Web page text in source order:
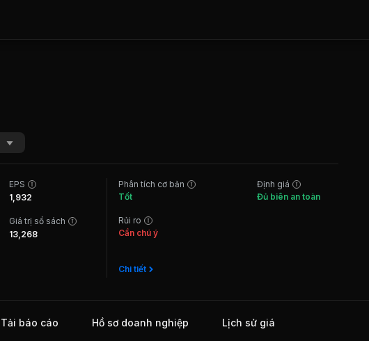
EPS
1,932
Giá trị sổ sách
13,268
Phân tích cơ bản
Tốt
Rủi ro
Cần chú ý
Chi tiết
Định giá
Đủ biên an toàn
Tải báo cáo Hồ sơ doanh nghiệp Lịch sử giá